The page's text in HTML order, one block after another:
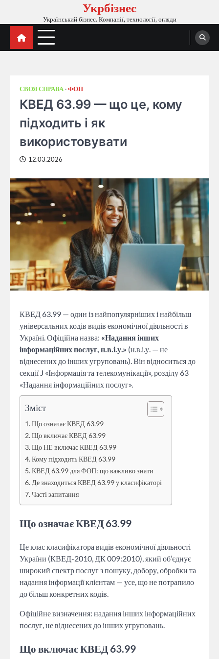
вмісту
Укрбізнес
Український бізнес. Компанії, технології, огляди
СВОЯ СПРАВА ФОП
КВЕД 63.99 — що це, кому
підходить і як
використовувати
12.03.2026
КВЕД 63.99 — один із найпопулярніших і найбільш
універсальних кодів видів економічної діяльності в
Україні. Офіційна назва: «Надання інших
інформаційних послуг, н.в.і.у.» (н.в.і.у. — не
віднесених до інших угруповань). Він відноситься до
секції J «Інформація та телекомунікації», розділу 63
«Надання інформаційних послуг».
Зміст
Що означає КВЕД 63.99
Що включає КВЕД 63.99
Що НЕ включає КВЕД 63.99
Кому підходить КВЕД 63.99
КВЕД 63.99 для ФОП: що важливо знати
Де знаходиться КВЕД 63.99 у класифікаторі
Часті запитання
Що означає КВЕД 63.99
Це клас класифікатора видів економічної діяльності
України (КВЕД-2010, ДК 009:2010), який об’єднує
широкий спектр послуг з пошуку, добору, обробки та
надання інформації клієнтам — усе, що не потрапило
до більш конкретних кодів.
Офіційне визначення: надання інших інформаційних
послуг, не віднесених до інших угруповань.
Що включає КВЕД 63.99